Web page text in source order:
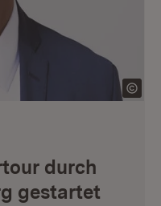
durch
gestartet